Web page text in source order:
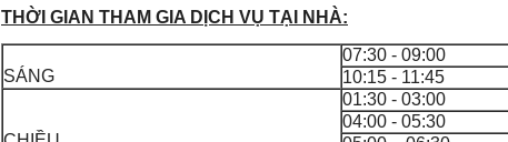
THỜI GIAN THAM GIA DỊCH VỤ TẠI NHÀ:
SÁNG
07:30 - 09:00
10:15 - 11:45
01:30 - 03:00
04:00 - 05:30